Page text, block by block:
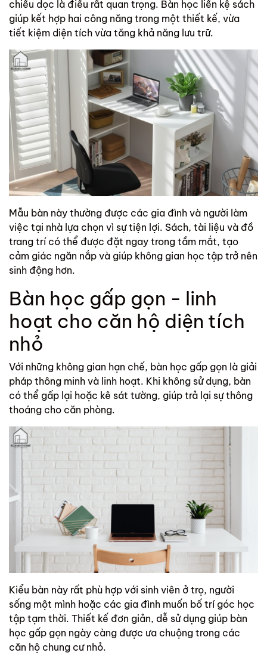
chiều dọc là điều rất quan trọng. Bàn học liền kệ sách
giúp kết hợp hai công năng trong một thiết kế, vừa
tiết kiệm diện tích vừa tăng khả năng lưu trữ.
Mẫu bàn này thường được các gia đình và người làm
việc tại nhà lựa chọn vì sự tiện lợi. Sách, tài liệu và đồ
trang trí có thể được đặt ngay trong tầm mắt, tạo
cảm giác ngăn nắp và giúp không gian học tập trở nên
sinh động hơn.
Bàn học gấp gọn - linh
hoạt cho căn hộ diện tích
nhỏ
Với những không gian hạn chế, bàn học gấp gọn là giải
pháp thông minh và linh hoạt. Khi không sử dụng, bàn
có thể gấp lại hoặc kê sát tường, giúp trả lại sự thông
thoáng cho căn phòng.
Kiểu bàn này rất phù hợp với sinh viên ở trọ, người
sống một mình hoặc các gia đình muốn bố trí góc học
tập tạm thời. Thiết kế đơn giản, dễ sử dụng giúp bàn
học gấp gọn ngày càng được ưa chuộng trong các
căn hộ chung cư nhỏ.